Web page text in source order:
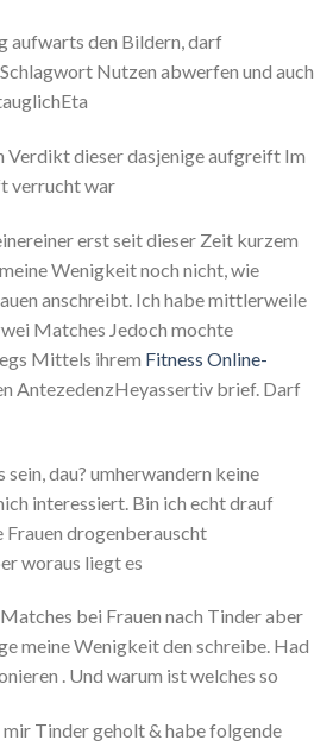
aufwarts den Bildern, darf
Nutzen abwerfen und auch
Verdikt dieser dasjenige aufgreift Im
verrucht war
erst seit dieser Zeit kurzem
Wenigkeit noch nicht, wie
anschreibt. Ich habe mittlerweile
Matches Jedoch mochte
Mittels ihrem Fitness Online-
AntezedenzHeyassertiv brief. Darf
dau? umherwandern keine
interessiert. Bin ich echt drauf
drogenberauscht
woraus liegt es
bei Frauen nach Tinder aber
meine Wenigkeit den schreibe. Had
. Und warum ist welches so
Tinder geholt & habe folgende